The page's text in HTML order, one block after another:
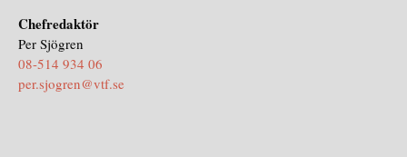
Chefredaktör
Per Sjögren
08-514 934 06
per.sjogren@vtf.se